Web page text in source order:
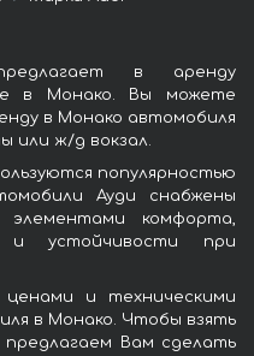
в аренду
в Монако. Вы можете
в Монако автомобиля
или ж/д вокзал.
популярностью
Ауди снабжены
элементами комфорта,
и устойчивости при
и техническими
в Монако. Чтобы взять
Вам сделать